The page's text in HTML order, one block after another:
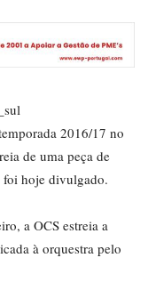
2016/17 no
de uma peça de
foi hoje divulgado.
a OCS estreia a
à orquestra pelo